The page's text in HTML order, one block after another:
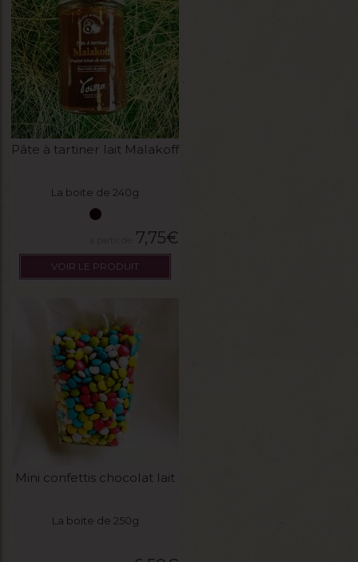
Pâte à tartiner lait Malakoff
La boite de 240g
7,75€
VOIR LE PRODUIT
Mini confettis chocolat lait
La boite de 250g